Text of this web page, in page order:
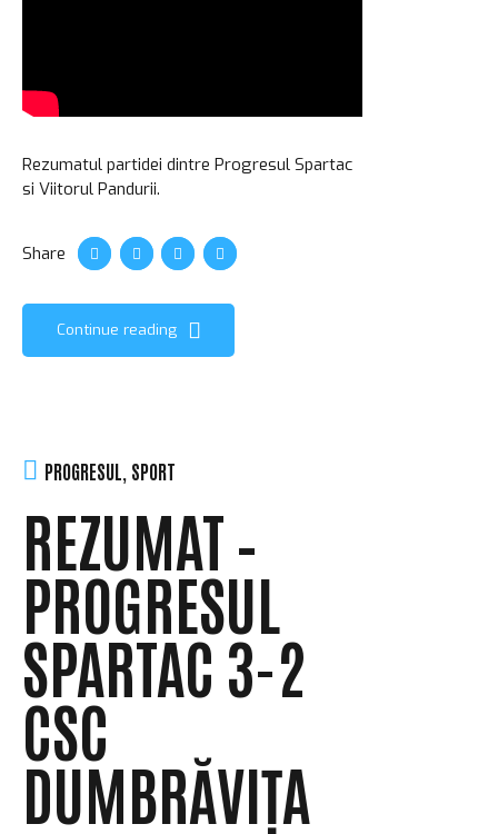
Rezumatul partidei dintre Progresul Spartac
si Viitorul Pandurii.
Share
Continue reading
PROGRESUL SPORT
REZUMAT –
PROGRESUL
SPARTAC 3-2
CSC
DUMBRĂVIȚA